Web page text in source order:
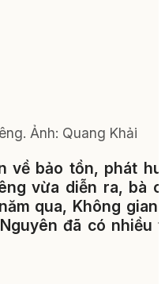
Ảnh: Quang Khải
về bảo tồn, phát
vừa diễn ra, bà
qua, Không gian
đã có nhiều